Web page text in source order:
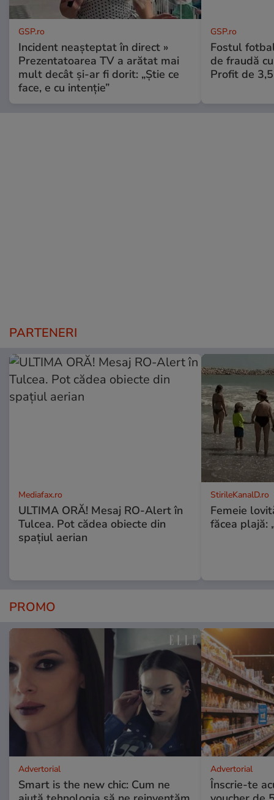
GSP.ro
Incident neașteptat în direct »
Prezentatoarea TV a arătat mai
mult decât și-ar fi dorit: „Știe ce
face, e cu intenție”
GSP.ro
Fostul
de fraudă
Profit de
PARTENERI
Mediafax.ro
ULTIMA ORĂ! Mesaj RO-Alert în
Tulcea. Pot cădea obiecte din
spațiul aerian
StirileKanalD.ro
Femeie
făcea plajă:
PROMO
Advertorial
Smart is the new chic: Cum ne
Advertorial
Înscrie-te